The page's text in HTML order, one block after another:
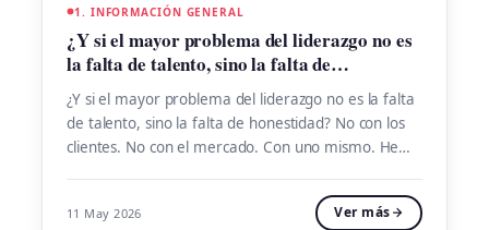
1. INFORMACIÓN GENERAL
¿Y si el mayor problema del liderazgo no es
la falta de talento, sino la falta de
honestidad?
¿Y si el mayor problema del liderazgo no es la falta
de talento, sino la falta de honestidad? No con los
clientes. No con el mercado. Con uno mismo. He
pública, en consultoría. He coordinado proyectos
con organismos internacionales y liderado equipos
11 May 2026 Ver más